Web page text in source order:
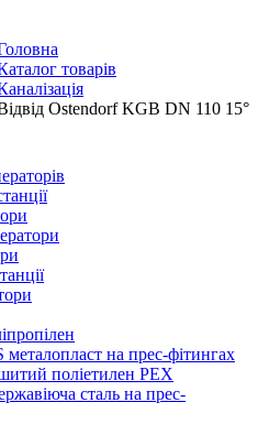
товарів
Ostendorf KGB DN 110 15°
на прес-фітингах
поліетилен PEX
сталь на прес-